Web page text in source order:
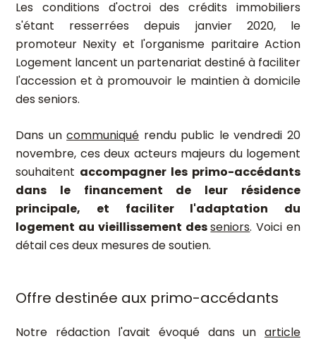
Les conditions d'octroi des crédits immobiliers
s'étant resserrées depuis janvier 2020, le
promoteur Nexity et l'organisme paritaire Action
Logement lancent un partenariat destiné à faciliter
l'accession et à promouvoir le maintien à domicile
des seniors.
Dans uncommuniqué rendu public le vendredi 20
novembre, ces deux acteurs majeurs du logement
souhaitent accompagner les primo-accédants
dans le financement de leur résidence
principale, et faciliter l'adaptation du
logement au vieillissement desseniors. Voici en
détail ces deux mesures de soutien.
Offre destinée aux primo-accédants
Notre rédaction l'avait évoqué dans un article